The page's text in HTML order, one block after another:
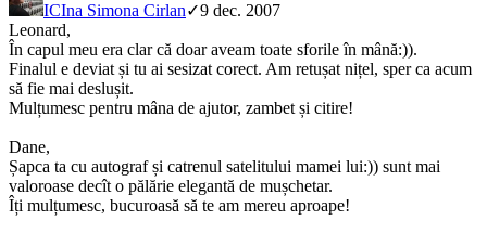
ICIna Simona Cirlan✓9 dec. 2007
Leonard,
În capul meu era clar că doar aveam toate sforile în mână:)).
Finalul e deviat și tu ai sesizat corect. Am retușat nițel, sper ca acum
să fie mai deslușit.
Mulțumesc pentru mâna de ajutor, zambet și citire!
Dane,
Șapca ta cu autograf și catrenul satelitului mamei lui:)) sunt mai
valoroase decît o pălărie elegantă de mușchetar.
Îți mulțumesc, bucuroasă să te am mereu aproape!